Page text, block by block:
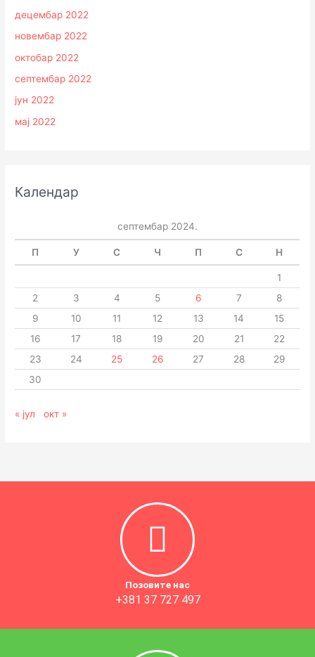
децембар 2022
новембар 2022
октобар 2022
септембар 2022
јун 2022
мај 2022
Календар
септембар 2024.
П У С Ч П С Н
1
2
3 4 5 6 7
8
9
10 11 12 13 14
15
16
17 18 19 20 21
22
23
24 25 26 27 28
29
30
« јул окт »
Позовите нас
+381 37 727 497